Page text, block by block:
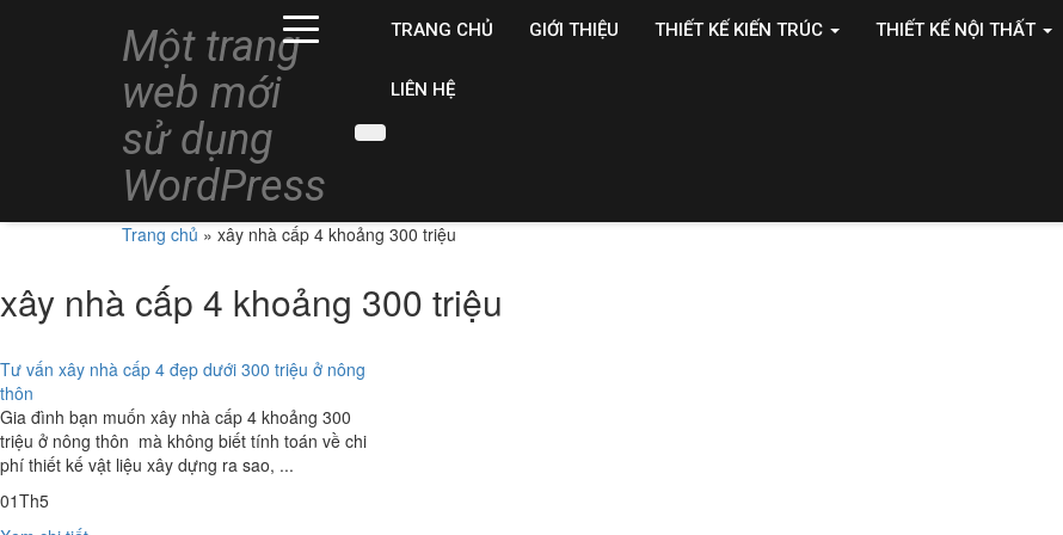
Một trang
web mới
sử dụng
WordPress
TRANG CHỦ GIỚI THIỆU THIẾT KẾ KIẾN TRÚC THIẾT KẾ NỘI THẤT
LIÊN HỆ
Trang chủ » xây nhà cấp 4 khoảng 300 triệu
xây nhà cấp 4 khoảng 300 triệu
Tư vấn xây nhà cấp 4 đẹp dưới 300 triệu ở nông
thôn
Gia đình bạn muốn xây nhà cấp 4 khoảng 300
triệu ở nông thôn mà không biết tính toán về chi
phí thiết kế vật liệu xây dựng ra sao, ...
01Th5